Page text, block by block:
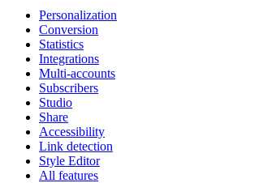
Personalization
Conversion
Statistics
Integrations
Multi-accounts
Subscribers
Studio
Share
Accessibility
Link detection
Style Editor
All features